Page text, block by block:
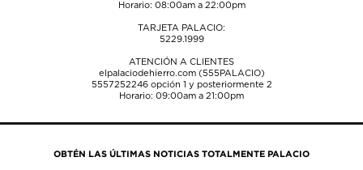
Horario: 08:00am a 22:00pm
TARJETA PALACIO:
5229.1999
ATENCIÓN A CLIENTES
elpalaciodehierro.com (555PALACIO)
5557252246opción 1 y posteriormente 2
Horario: 09:00am a 21:00pm
OBTÉN LAS ÚLTIMAS NOTICIAS TOTALMENTE PALACIO